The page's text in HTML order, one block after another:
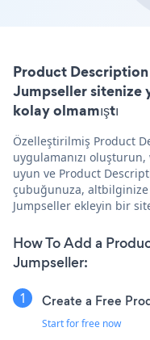
Product Description
Jumpseller sitenize
kolay olmamıştı
Özelleştirilmiş Product
uygulamanızı
uyun ve Product
çubuğunuza,
Jumpseller ekleyin bir
How To Add a
Jumpseller:
Create a Free
Start for free now